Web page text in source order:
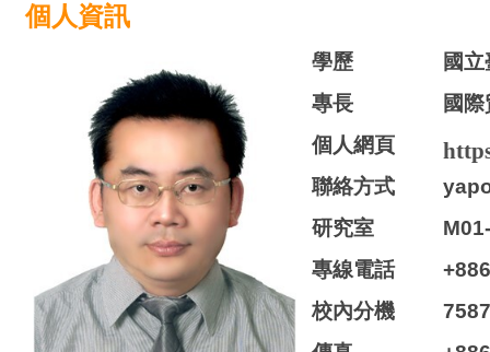
個人資訊
學歷
國
專長
國
個人網頁
聯絡方式
研究室
專線電話
校內分機
7587